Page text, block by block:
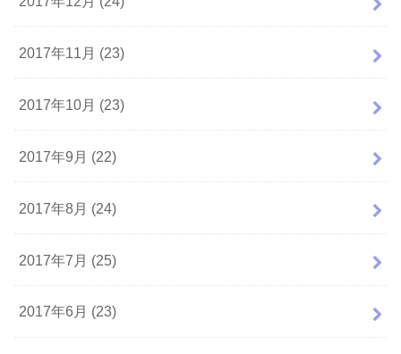
2017年11月 (23)
2017年10月 (23)
2017年9月 (22)
2017年8月 (24)
2017年7月 (25)
2017年6月 (23)